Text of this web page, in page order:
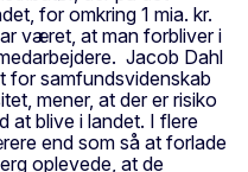
for omkring 1 mia. kr.
været, at man forbliver i
Jacob Dahl
for samfundsvidenskab
mener, at der er risiko
at blive i landet. I flere
end som så at forlade
oplevede, at de